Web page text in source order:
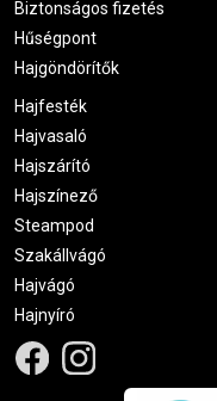
Biztonságos fizetés
Hűségpont
Hajgöndörítők
Hajfesték
Hajvasaló
Hajszárító
Hajszínező
Steampod
Szakállvágó
Hajvágó
Hajnyíró